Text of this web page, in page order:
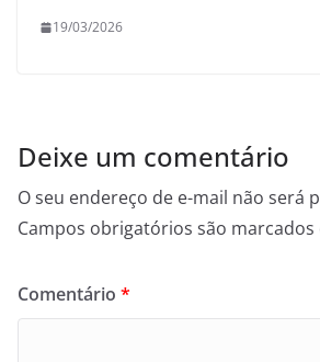
19/03/2026
Deixe um comentário
O seu endereço de e-mail não será
Campos obrigatórios são marcados
Comentário *